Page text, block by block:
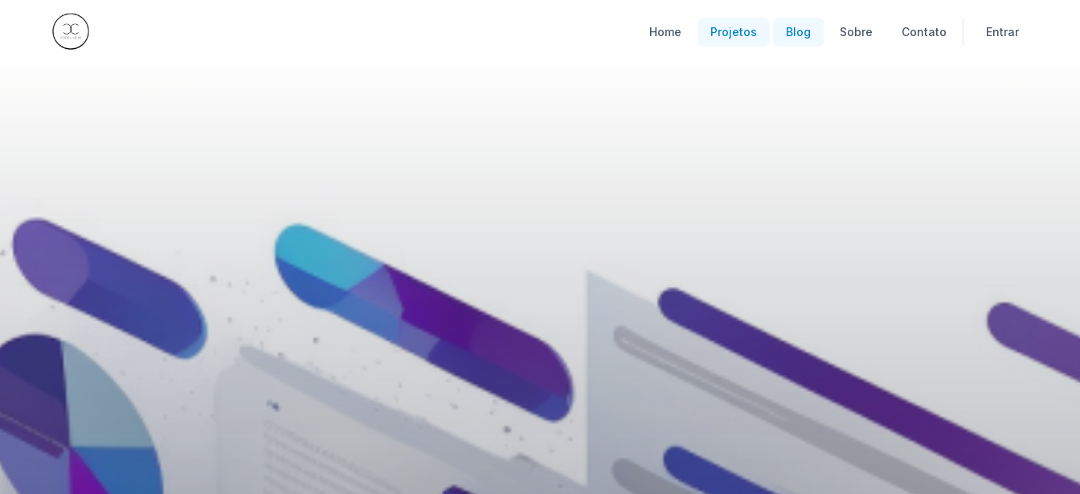
Home Projetos Blog Sobre Contato Entrar